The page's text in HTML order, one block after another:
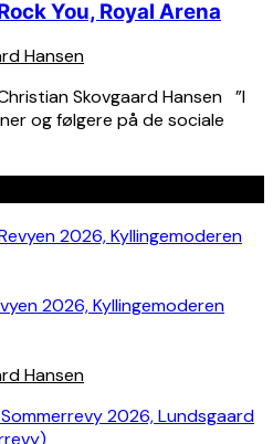
You, Royal Arena
Hansen
Skovgaard Hansen ”I
og følgere på de sociale
2026, Kyllingemoderen
Hansen